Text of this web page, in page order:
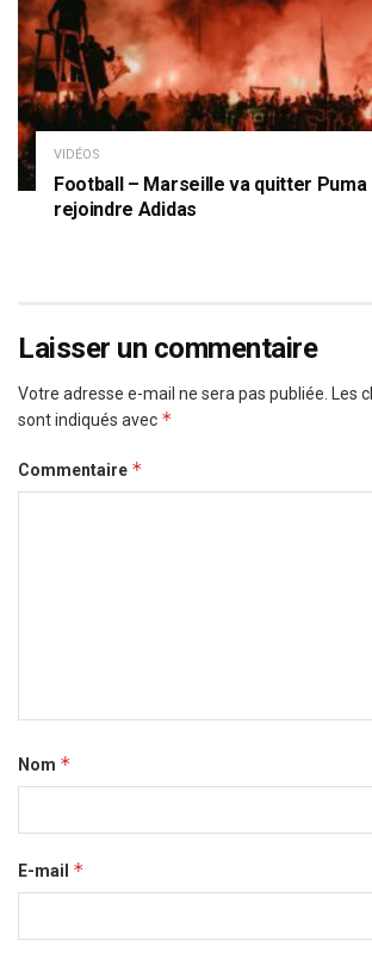
VIDÉOS
Football – Marseille va quitter Puma
rejoindre Adidas
Laisser un commentaire
Votre adresse e-mail ne sera pas publiée. Les
sont indiqués avec *
Commentaire *
Nom *
E-mail *